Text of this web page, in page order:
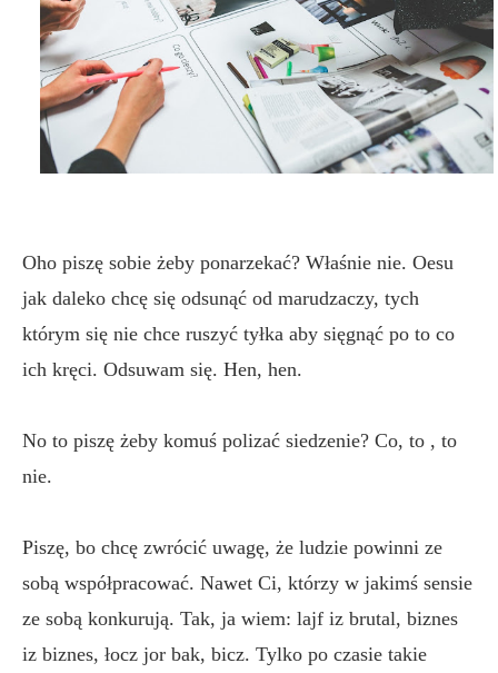
Oho piszę sobie żeby ponarzekać? Właśnie nie. Oesu
jak daleko chcę się odsunąć od marudzaczy, tych
którym się nie chce ruszyć tyłka aby sięgnąć po to co
ich kręci. Odsuwam się. Hen, hen.
No to piszę żeby komuś polizać siedzenie? Co, to , to
nie.
Piszę, bo chcę zwrócić uwagę, że ludzie powinni ze
sobą współpracować. Nawet Ci, którzy w jakimś sensie
ze sobą konkurują. Tak, ja wiem: lajf iz brutal, biznes
iz biznes, łocz jor bak, bicz. Tylko po czasie takie